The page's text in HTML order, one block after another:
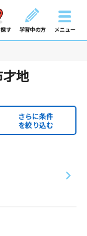
す 学習中の方 メニュー
地
さらに条件
を絞り込む